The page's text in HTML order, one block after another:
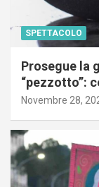
SPETTACOLO
Prosegue la
“pezzotto”:
Novembre 28,